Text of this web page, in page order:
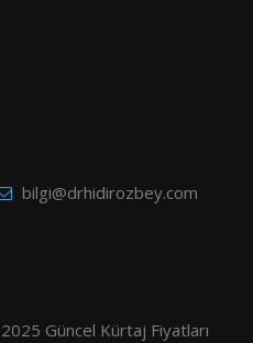
bilgi@drhidirozbey.com
Güncel Kürtaj Fiyatları